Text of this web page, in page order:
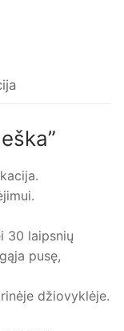
30 laipsnių
pusę,
džiovyklėje.